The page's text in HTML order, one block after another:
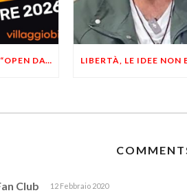
VILLAGGIO BITCOIN, “OPEN DAY 5”: LEONARDO FACCO OSPITE A BRESCIA
Club 12 Febbraio 2020